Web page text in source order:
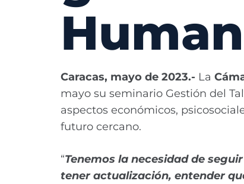
Caracas, mayo de 2023.- La
mayo su seminario Gestión del
aspectos económicos,
futuro cercano.
“Tenemos la necesidad de
tener actualización, entender